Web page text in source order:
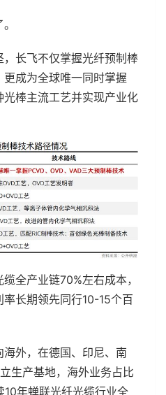
长飞不仅掌握光纤预制棒
更成为全球唯一同时掌握
棒主流工艺并实现产业化
全产业链70%左右成本，
长期领先同行10-15个百
外，在德国、印尼、南
生产基地，海外业务占比
年蝉联光纤光缆行业全